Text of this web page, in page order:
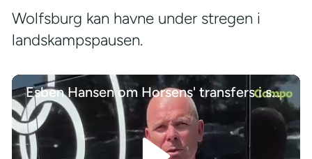
Wolfsburg kan havne under stregen i
landskampspausen.
Esben Hansen om Horsens' transfers i sommeren 2026